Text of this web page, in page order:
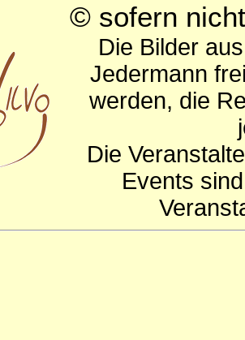
© sofern
Die Bilder
Jedermann
werden, die
Die
Events